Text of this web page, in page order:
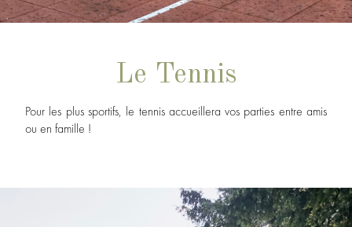
Le Tennis
Pour les plus sportifs, le tennis accueillera vos parties entre amis
ou en famille !